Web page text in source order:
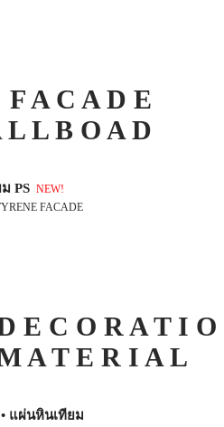
A C A D E
L L B O A D
PS NEW!
FACADE
E C O R A T I O
A T E R I A L
• แผ่นหินเทียม